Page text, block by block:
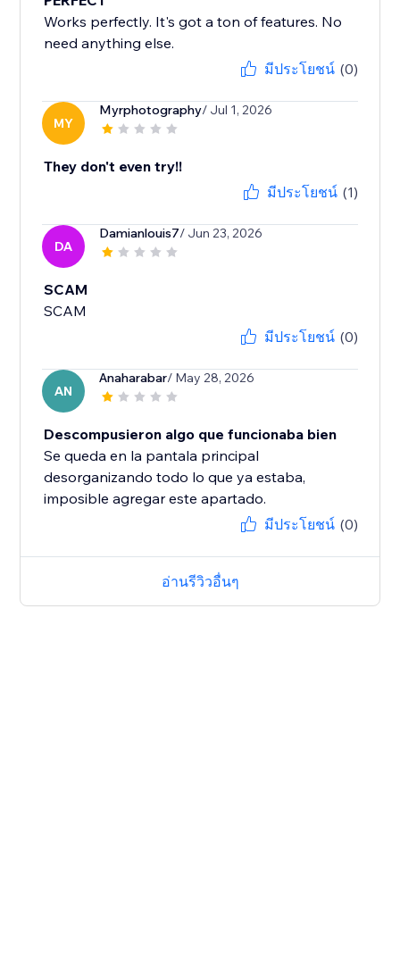
Works perfectly. It's got a ton of features. No
need anything else.
มีประโยชน์ (0)
MY
Myrphotography/ Jul 1, 2026
They don't even try!!
มีประโยชน์ (1)
DA
Damianlouis7/ Jun 23, 2026
SCAM
SCAM
มีประโยชน์ (0)
AN
Anaharabar/ May 28, 2026
Descompusieron algo que funcionaba bien
Se queda en la pantala principal
desorganizando todo lo que ya estaba,
imposible agregar este apartado.
มีประโยชน์ (0)
อ่านรีวิวอื่นๆ